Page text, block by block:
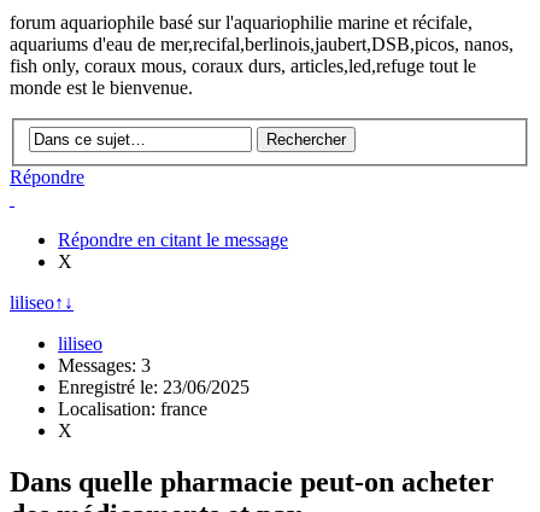
forum aquariophile basé sur l'aquariophilie marine et récifale,
aquariums d'eau de mer,recifal,berlinois,jaubert,DSB,picos, nanos,
fish only, coraux mous, coraux durs, articles,led,refuge tout le
monde est le bienvenue.
Répondre
Répondre en citant le message
X
liliseo↑ ↓
liliseo
Messages: 3
Enregistré le: 23/06/2025
Localisation: france
X
Dans quelle pharmacie peut-on acheter